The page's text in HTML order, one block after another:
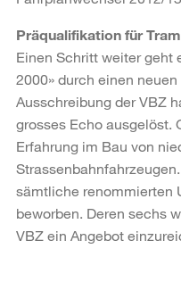
Präqualifikation für
Einen Schritt weiter geht
2000» durch einen
Ausschreibung der VBZ
grosses Echo ausgelöst.
Erfahrung im Bau von
sämtliche renommierten
beworben. Deren sechs
VBZ ein Angebot